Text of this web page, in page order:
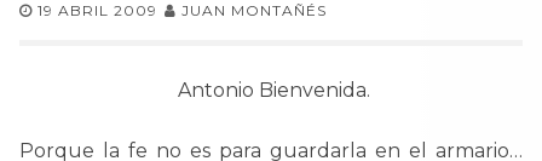
19 ABRIL 2009 JUAN MONTAÑÉS
Antonio Bienvenida.
Porque la fe no es para guardarla en el armario…